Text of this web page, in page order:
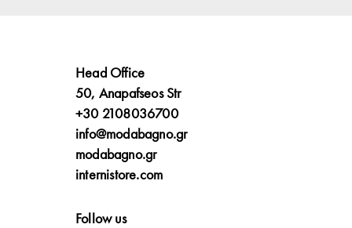
Head Office
50, Anapafseos Str
+30 2108036700
info@modabagno.gr
modabagno.gr
internistore.com
Follow us